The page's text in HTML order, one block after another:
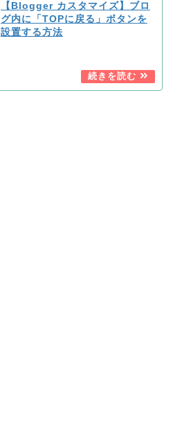
【Blogger カスタマイズ】ブロ
グ内に「TOPに戻る」ボタンを
設置する方法